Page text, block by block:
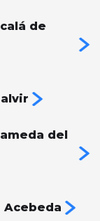
de
del
Acebeda